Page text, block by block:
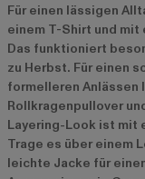
Für einen lässigen
einem T-Shirt und mit
Das funktioniert
zu Herbst. Für einen
formelleren Anlässen
Rollkragenpullover
Layering-Look ist mit
Trage es über einem
leichte Jacke für